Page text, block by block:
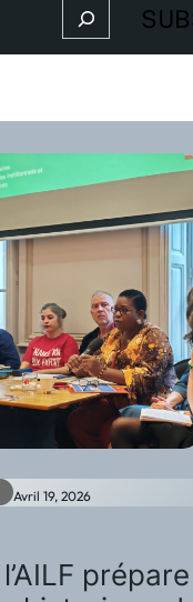
Search
Faites un geste ici
Avril 19, 2026